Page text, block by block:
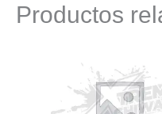
Productos